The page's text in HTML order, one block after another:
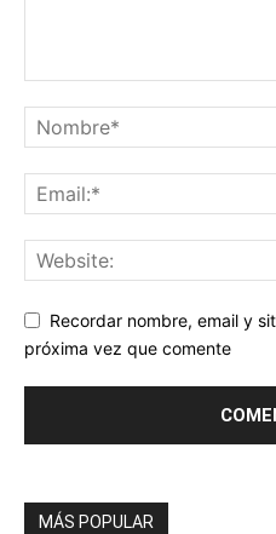
Recordar nombre, email y
próxima vez que comente
MÁS POPULAR